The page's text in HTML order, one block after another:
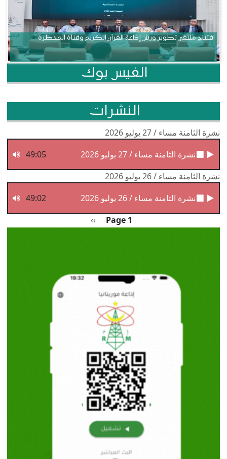
افتتاح ملتقى تطوير ورش إذاعة القرآن الكريم وقناة المحظرة
الفيس بوك
النشرات
نشرة الثامنة مساء / 27 يوليو 2026
نشرة الثامنة مساء / 27 يوليو 2026
49:05
نشرة الثامنة مساء / 26 يوليو 2026
نشرة الثامنة مساء / 26 يوليو 2026
49:02
Page 1 الصفحة التالية
››